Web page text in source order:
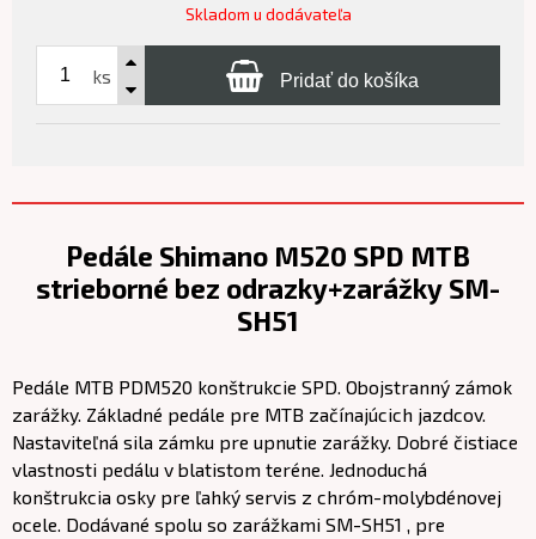
Skladom u dodávateľa
ks Pridať do košíka
Pedále Shimano M520 SPD MTB
strieborné bez odrazky+zarážky SM-
SH51
Pedále MTB PDM520 konštrukcie SPD. Obojstranný zámok
zarážky. Základné pedále pre MTB začínajúcich jazdcov.
Nastaviteľná sila zámku pre upnutie zarážky. Dobré čistiace
vlastnosti pedálu v blatistom teréne. Jednoduchá
konštrukcia osky pre ľahký servis z chróm-molybdénovej
ocele. Dodávané spolu so zarážkami SM-SH51 , pre